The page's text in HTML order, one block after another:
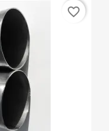
favorite_border